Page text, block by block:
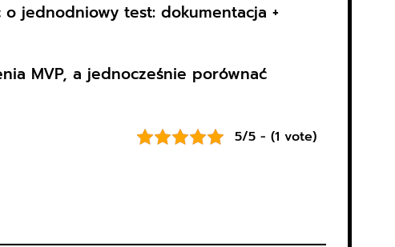
jednodniowy test: dokumentacja +
MVP, a jednocześnie porównać
5/5 - (1 vote)